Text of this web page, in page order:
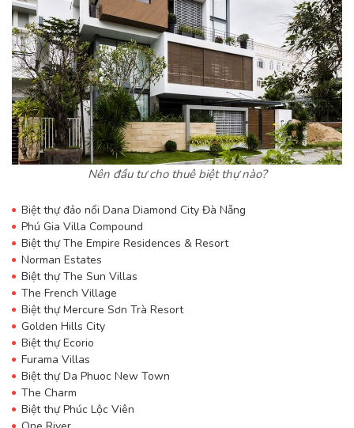
Nên đầu tư cho thuê biệt thự nào?
Biệt thự đảo nổi Dana Diamond City Đà Nẵng
Phú Gia Villa Compound
Biệt thự The Empire Residences & Resort
Norman Estates
Biệt thự The Sun Villas
The French Village
Biệt thự Mercure Sơn Trà Resort
Golden Hills City
Biệt thự Ecorio
Furama Villas
Biệt thự Da Phuoc New Town
The Charm
Biệt thự Phúc Lộc Viên